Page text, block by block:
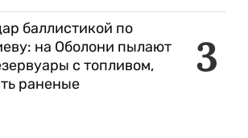
3
баллистикой по
на Оболони пылают
с топливом,
раненые